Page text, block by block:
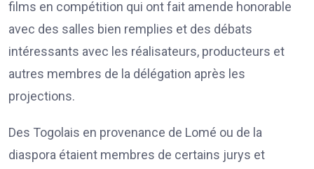
films en compétition qui ont fait amende honorable
avec des salles bien remplies et des débats
intéressants avec les réalisateurs, producteurs et
autres membres de la délégation après les
projections.
Des Togolais en provenance de Lomé ou de la
diaspora étaient membres de certains jurys et